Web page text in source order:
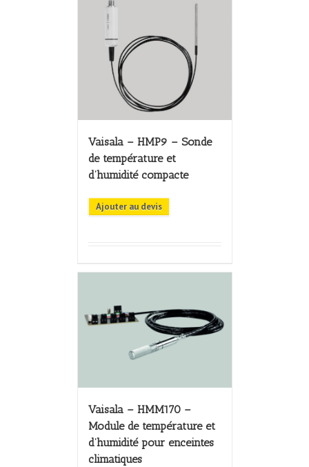
Vaisala – HMP9 – Sonde
de température et
d’humidité compacte
Ajouter au devis
Vaisala – HMM170 –
Module de température et
d’humidité pour enceintes
climatiques